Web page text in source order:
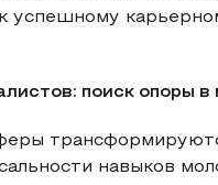
успешному
поиск опоры
навыков